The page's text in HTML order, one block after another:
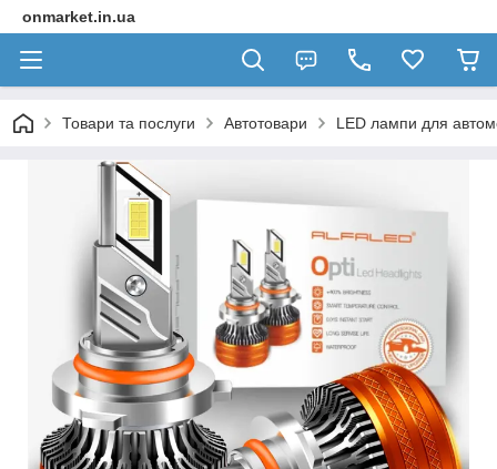
onmarket.in.ua
Товари та послуги Автотовари LED лампи для